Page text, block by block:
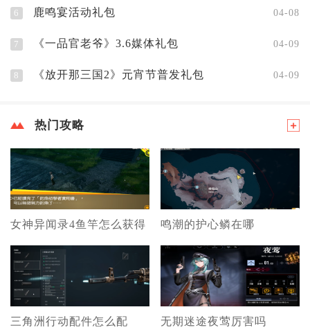
6 鹿鸣宴活动礼包 04-08
7 《一品官老爷》3.6媒体礼包 04-09
8 《放开那三国2》元宵节普发礼包 04-09
热门攻略
女神异闻录4鱼竿怎么获得 鸣潮的护心鳞在哪
三角洲行动配件怎么配 无期迷途夜莺厉害吗